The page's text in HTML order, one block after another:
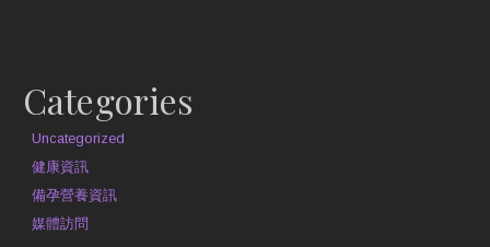
Categories
Uncategorized
健康資訊
備孕營養資訊
媒體訪問